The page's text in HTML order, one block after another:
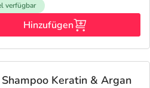
verfügbar
Hinzufügen
Keratin & Argan